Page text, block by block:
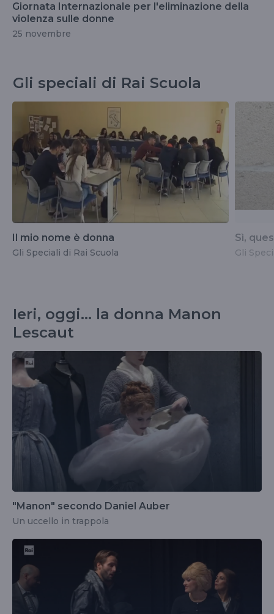
Giornata Internazionale per l'eliminazione della
violenza sulle donne
25 novembre
Gli speciali di Rai Scuola
Il mio nome è donna
Gli Speciali di Rai Scuola
Sì,
Gli
Ieri, oggi… la donna Manon
Lescaut
"Manon" secondo Daniel Auber
Un uccello in trappola